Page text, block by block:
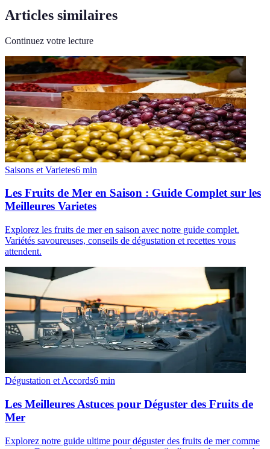
Articles similaires
Continuez votre lecture
Saisons et Varietes6 min
Les Fruits de Mer en Saison : Guide Complet sur les
Meilleures Varietes
Explorez les fruits de mer en saison avec notre guide complet.
Variétés savoureuses, conseils de dégustation et recettes vous
attendent.
Dégustation et Accords6 min
Les Meilleures Astuces pour Déguster des Fruits de
Mer
Explorez notre guide ultime pour déguster des fruits de mer comme